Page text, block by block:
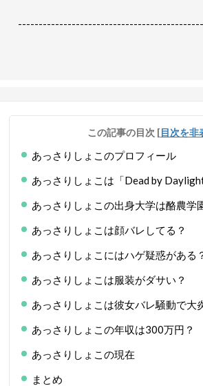
この記事の目次 [目次を非
あっさりしょこのプロフィール
あっさりしょこは「Dead by
あっさりしょこの出身大学は酪農学
あっさりしょこは顔バレしてる？
あっさりしょこにはハゲ疑惑がある
あっさりしょこは服装がダサい？
あっさりしょこは彼女バレ騒動で大
あっさりしょこの年収は300万円？
あっさりしょこの現在
まとめ